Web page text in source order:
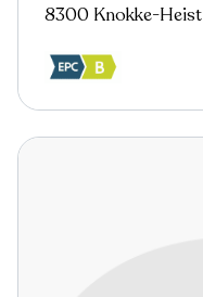
8300 Knokke-Heist